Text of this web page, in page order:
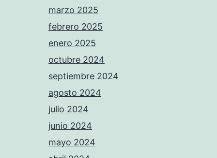
marzo 2025
febrero 2025
enero 2025
octubre 2024
septiembre 2024
agosto 2024
julio 2024
junio 2024
mayo 2024